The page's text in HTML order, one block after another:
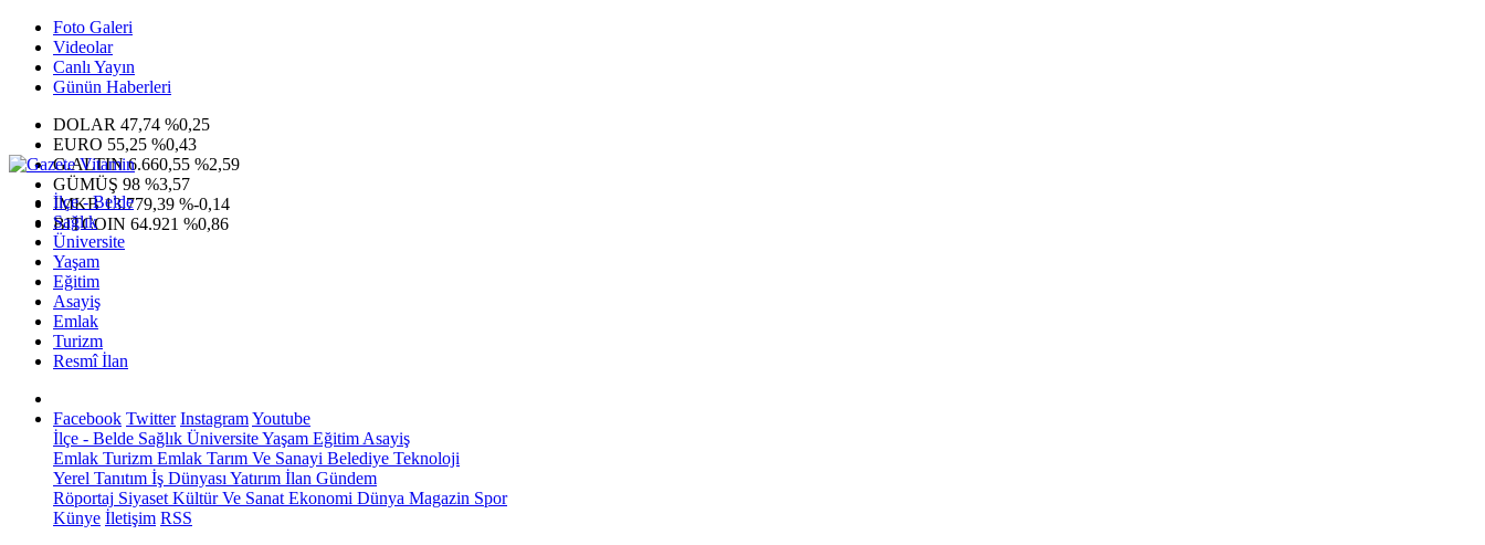
Foto Galeri
Videolar
Canlı Yayın
Günün Haberleri
DOLAR 47,74 %0,25
EURO 55,25 %0,43
G.ALTIN6.660,55 %2,59
GÜMÜŞ 98 %3,57
IMKB13.779,39 %-0,14
BITCOIN 64.921 %0,86
İlçe - Belde
Sağlık
Üniversite
Yaşam
Eğitim
Asayiş
Emlak
Turizm
Resmî İlan
Facebook Twitter InstagramYoutube
İlçe - Belde Sağlık ÜniversiteYaşam Eğitim Asayiş
Emlak Turizm Emlak Tarım Ve Sanayi Belediye Teknoloji
Yerel Tanıtım İş Dünyası Yatırım İlan Gündem
Röportaj Siyaset Kültür Ve Sanat Ekonomi Dünya Magazin Spor
Künye İletişim RSS